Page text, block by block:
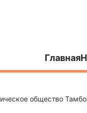
Главная
общество